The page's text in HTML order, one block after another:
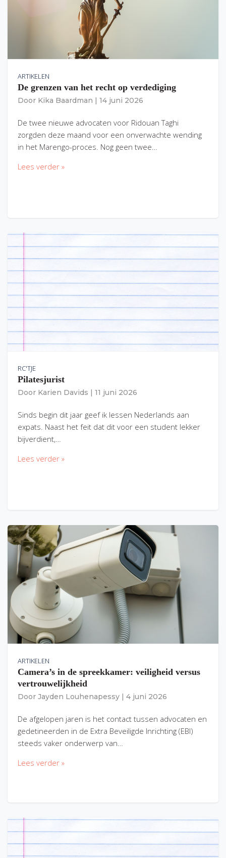
ARTIKELEN
De grenzen van het recht op verdediging
Door Kika Baardman 14 juni 2026
De twee nieuwe advocaten voor Ridouan Taghi
zorgden deze maand voor een onverwachte wending
in het Marengo-proces. Nog geen twee…
Lees verder »
RC'TJE
Pilatesjurist
Door Karien Davids 11 juni 2026
Sinds begin dit jaar geef ik lessen Nederlands aan
expats. Naast het feit dat dit voor een student lekker
bijverdient,…
Lees verder »
ARTIKELEN
Camera’s in de spreekkamer: veiligheid versus
vertrouwelijkheid
Door Jayden Louhenapessy 4 juni 2026
De afgelopen jaren is het contact tussen advocaten en
gedetineerden in de Extra Beveiligde Inrichting (EBI)
steeds vaker onderwerp van…
Lees verder »